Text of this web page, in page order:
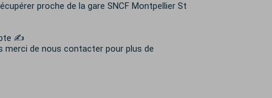
proche de la gare SNCF Montpellier St
✍
merci de nous contacter pour plus de